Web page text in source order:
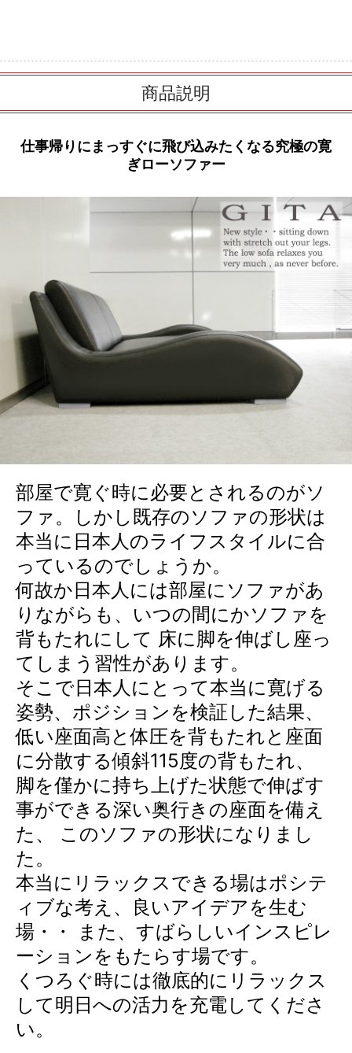
商品説明
仕事帰りにまっすぐに飛び込みたくなる究極の寛
ぎローソファー
部屋で寛ぐ時に必要とされるのがソ
ファ。しかし既存のソファの形状は
本当に日本人のライフスタイルに合
っているのでしょうか。
何故か日本人には部屋にソファがあ
りながらも、いつの間にかソファを
背もたれにして 床に脚を伸ばし座っ
てしまう習性があります。
そこで日本人にとって本当に寛げる
姿勢、ポジションを検証した結果、
低い座面高と体圧を背もたれと座面
に分散する傾斜115度の背もたれ、
脚を僅かに持ち上げた状態で伸ばす
事ができる深い奥行きの座面を備え
た、 このソファの形状になりまし
た。
本当にリラックスできる場はポシテ
ィブな考え、良いアイデアを生む
場・・ また、すばらしいインスピレ
ーションをもたらす場です。
くつろぐ時には徹底的にリラックス
して明日への活力を充電してくださ
い。